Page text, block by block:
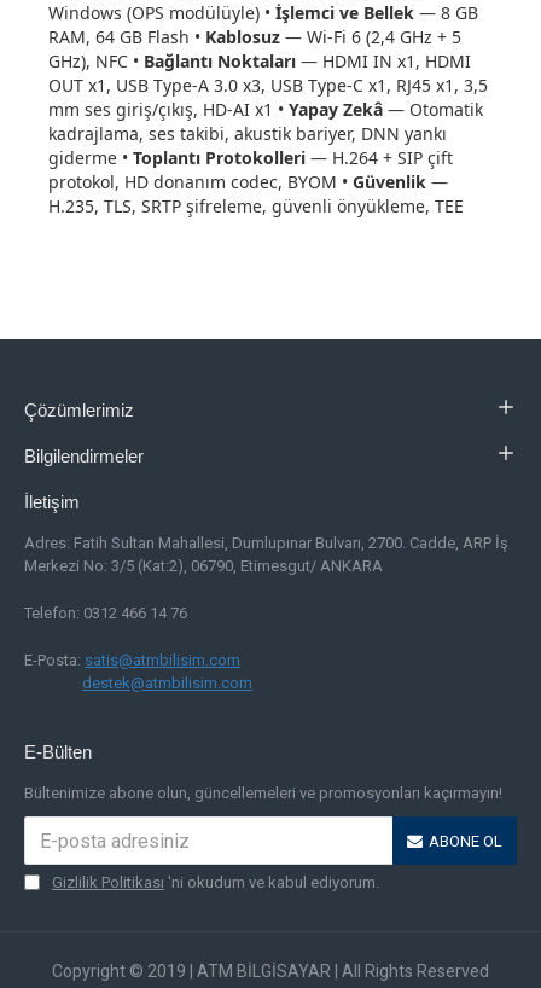
Windows (OPS modülüyle) • İşlemci ve Bellek — 8 GB
RAM, 64 GB Flash • Kablosuz — Wi-Fi 6 (2,4 GHz + 5
GHz), NFC • Bağlantı Noktaları — HDMI IN x1, HDMI
OUT x1, USB Type-A 3.0 x3, USB Type-C x1, RJ45 x1, 3,5
mm ses giriş/çıkış, HD-AI x1 • Yapay Zekâ — Otomatik
kadrajlama, ses takibi, akustik bariyer, DNN yankı
giderme • Toplantı Protokolleri — H.264 + SIP çift
protokol, HD donanım codec, BYOM • Güvenlik —
H.235, TLS, SRTP şifreleme, güvenli önyükleme, TEE
Çözümlerimiz
Bilgilendirmeler
İletişim
Adres: Fatih Sultan Mahallesi, Dumlupınar Bulvarı, 2700. Cadde, ARP İş
Merkezi No: 3/5 (Kat:2), 06790, Etimesgut/ ANKARA
Telefon: 0312 466 14 76
E-Posta: satis@atmbilisim.com
destek@atmbilisim.com
E-Bülten
Bültenimize abone olun, güncellemeleri ve promosyonları kaçırmayın!
ABONE OL
Gizlilik Politikası 'ni okudum ve kabul ediyorum.
Copyright © 2019 | ATM BİLGİSAYAR | All Rights Reserved